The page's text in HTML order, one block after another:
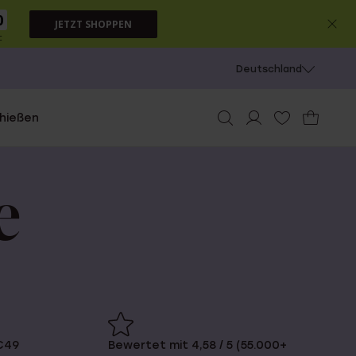
JETZT SHOPPEN
Deutschland
Bewertet mit 4,58 / 5 (55.000+